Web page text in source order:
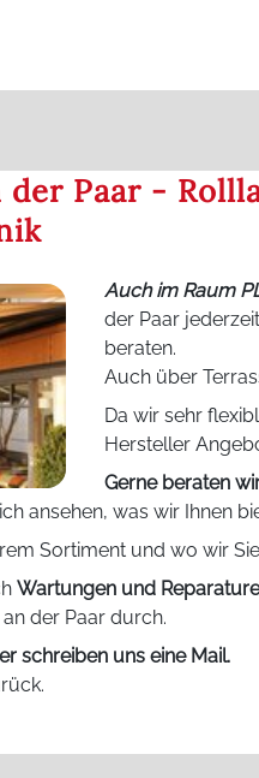
Paar -
Auch im Raum
der Paar
beraten.
Auch über
Da wir sehr
Hersteller
Gerne beraten
ansehen, was wir Ihnen
Sortiment und wo wir
Wartungen und
der Paar durch.
schreiben uns eine Mail.